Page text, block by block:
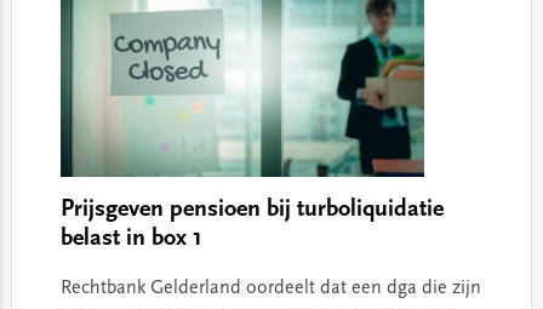
Prijsgeven pensioen bij turboliquidatie
belast in box 1
Rechtbank Gelderland oordeelt dat een dga die zijn